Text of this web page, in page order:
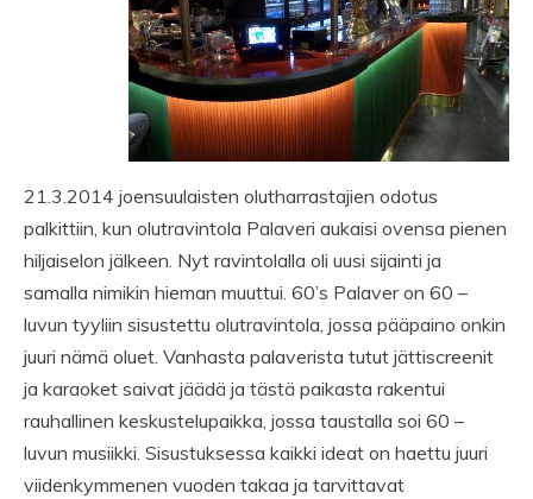
21.3.2014 joensuulaisten olutharrastajien odotus
palkittiin, kun olutravintola Palaveri aukaisi ovensa pienen
hiljaiselon jälkeen. Nyt ravintolalla oli uusi sijainti ja
samalla nimikin hieman muuttui. 60’s Palaver on 60 –
luvun tyyliin sisustettu olutravintola, jossa pääpaino onkin
juuri nämä oluet. Vanhasta palaverista tutut jättiscreenit
ja karaoket saivat jäädä ja tästä paikasta rakentui
rauhallinen keskustelupaikka, jossa taustalla soi 60 –
luvun musiikki. Sisustuksessa kaikki ideat on haettu juuri
viidenkymmenen vuoden takaa ja tarvittavat